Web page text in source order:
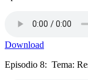
Download
Episodio 8: Tema: